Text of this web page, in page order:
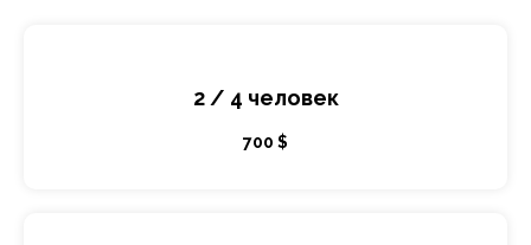
2 / 4 человек
700 $